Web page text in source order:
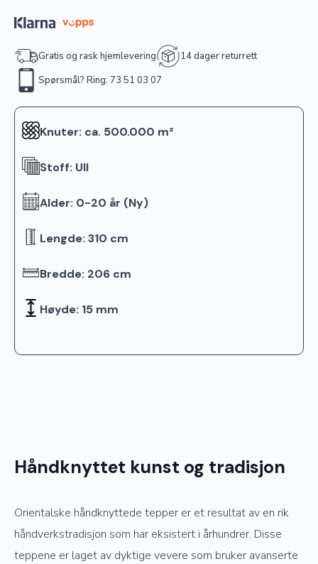
Gratis og rask hjemlevering
14 dager returrett
Spørsmål? Ring: 73 51 03 07
Knuter: ca. 500.000 m²
Stoff: Ull
Alder: 0-20 år (Ny)
Lengde: 310 cm
Bredde: 206 cm
Høyde: 15 mm
Håndknyttet kunst og tradisjon
Orientalske håndknyttede tepper er et resultat av en rik
håndverkstradisjon som har eksistert i århundrer. Disse
teppene er laget av dyktige vevere som bruker avanserte